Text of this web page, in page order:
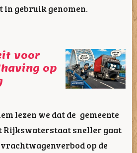
in gebruik genomen.
voor
op
lezen we dat de gemeente
Rijkswaterstaat sneller gaat
op de